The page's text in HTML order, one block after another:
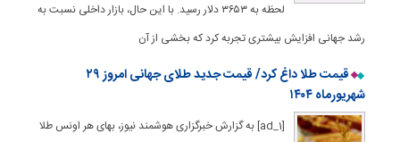
لحظه به ۳۶۵۳ دلار رسید. با این حال، بازار داخلی نسبت به
رشد جهانی افزایش بیشتری تجربه کرد که بخشی از آن
قیمت طلا داغ کرد/ قیمت جدید طلای جهانی امروز ۲۹
شهریورماه ۱۴۰۴
[ad_1] به گزارش خبرگزاری هوشمند نیوز، بهای هر اونس طلا